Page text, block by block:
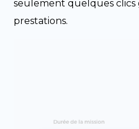
seulement quelques clics
prestations.